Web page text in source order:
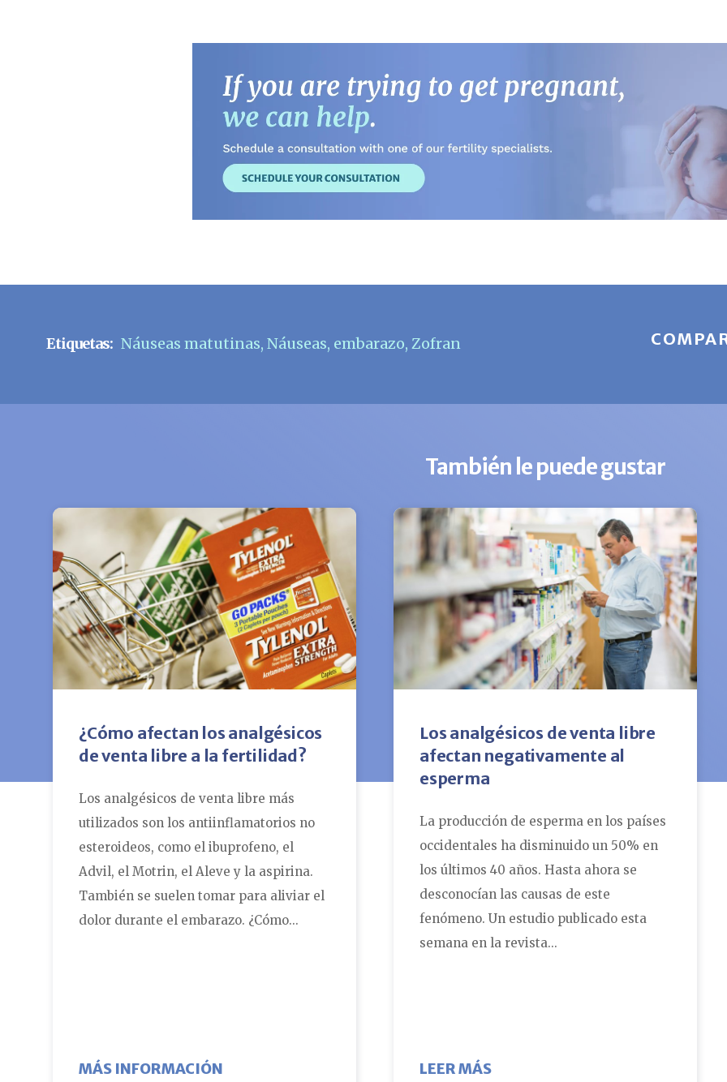
Etiquetas: Náuseas matutinas, Náuseas, embarazo, Zofran
También le puede gustar
¿Cómo afectan los analgésicos
de venta libre a la fertilidad?
Los analgésicos de venta libre más
utilizados son los antiinflamatorios no
esteroideos, como el ibuprofeno, el
Advil, el Motrin, el Aleve y la aspirina.
También se suelen tomar para aliviar el
dolor durante el embarazo. ¿Cómo...
MÁS INFORMACIÓN ABOUT ¿CÓMO AFECTAN LOS ANALGÉSICOS DE VENTA LIBRE A LA
Los analgésicos de venta libre
afectan negativamente al
esperma
La producción de esperma en los países
occidentales ha disminuido un 50% en
los últimos 40 años. Hasta ahora se
desconocían las causas de este
fenómeno. Un estudio publicado esta
semana en la revista...
LEER MÁSSOBRE LOS ANALGÉSICOS DE